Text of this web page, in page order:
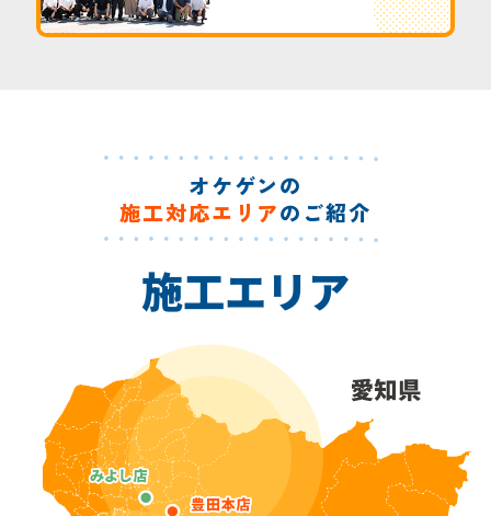
オケゲンの
施工対応エリアのご紹介
施工エリア